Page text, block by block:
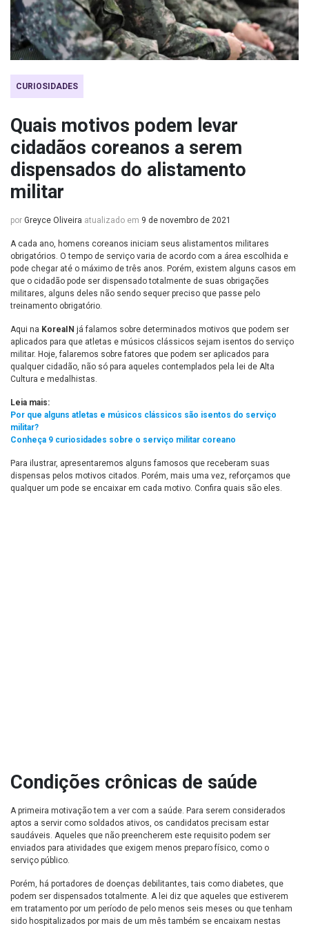
CURIOSIDADES
Quais motivos podem levar
cidadãos coreanos a serem
dispensados do alistamento
militar
por Greyce Oliveira atualizado em 9 de novembro de 2021
A cada ano, homens coreanos iniciam seus alistamentos militares
obrigatórios. O tempo de serviço varia de acordo com a área escolhida e
pode chegar até o máximo de três anos. Porém, existem alguns casos em
que o cidadão pode ser dispensado totalmente de suas obrigações
militares, alguns deles não sendo sequer preciso que passe pelo
treinamento obrigatório.
Aqui na KoreaIN já falamos sobre determinados motivos que podem ser
aplicados para que atletas e músicos clássicos sejam isentos do serviço
militar. Hoje, falaremos sobre fatores que podem ser aplicados para
qualquer cidadão, não só para aqueles contemplados pela lei de Alta
Cultura e medalhistas.
Leia mais:
Por que alguns atletas e músicos clássicos são isentos do serviço
militar?
Conheça 9 curiosidades sobre o serviço militar coreano
Para ilustrar, apresentaremos alguns famosos que receberam suas
dispensas pelos motivos citados. Porém, mais uma vez, reforçamos que
qualquer um pode se encaixar em cada motivo. Confira quais são eles.
Condições crônicas de saúde
A primeira motivação tem a ver com a saúde. Para serem considerados
aptos a servir como soldados ativos, os candidatos precisam estar
saudáveis. Aqueles que não preencherem este requisito podem ser
enviados para atividades que exigem menos preparo físico, como o
serviço público.
Porém, há portadores de doenças debilitantes, tais como diabetes, que
podem ser dispensados totalmente. A lei diz que aqueles que estiverem
em tratamento por um período de pelo menos seis meses ou que tenham
sido hospitalizados por mais de um mês também se encaixam nestas